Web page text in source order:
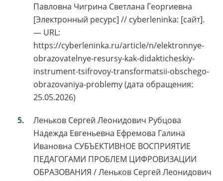
Павловна Чигрина Светлана Георгиевна
[Электронный ресурс] // cyberleninka: [сайт].
— URL:
https://cyberleninka.ru/article/n/elektronnye-
obrazovatelnye-resursy-kak-didakticheskiy-
instrument-tsifrovoy-transformatsii-obschego-
obrazovaniya-problemy (дата обращения:
25.05.2026)
Леньков Сергей Леонидович Рубцова
Надежда Евгеньевна Ефремова Галина
Ивановна СУБЪЕКТИВНОЕ ВОСПРИЯТИЕ
ПЕДАГОГАМИ ПРОБЛЕМ ЦИФРОВИЗАЦИИ
ОБРАЗОВАНИЯ / Леньков Сергей Леонидович